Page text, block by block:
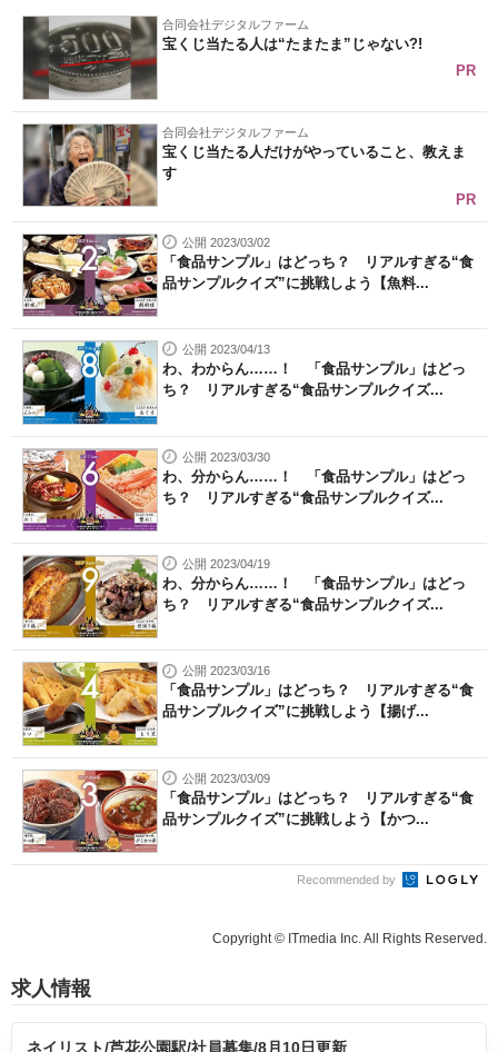
合同会社デジタルファーム
宝くじ当たる人は“たまたま”じゃない?!
PR
合同会社デジタルファーム
宝くじ当たる人だけがやっていること、教えま
す
PR
公開 2023/03/02
「食品サンプル」はどっち？ リアルすぎる“食
品サンプルクイズ”に挑戦しよう【魚料...
公開 2023/04/13
わ、わからん……！ 「食品サンプル」はどっ
ち？ リアルすぎる“食品サンプルクイズ...
公開 2023/03/30
わ、分からん……！ 「食品サンプル」はどっ
ち？ リアルすぎる“食品サンプルクイズ...
公開 2023/04/19
わ、分からん……！ 「食品サンプル」はどっ
ち？ リアルすぎる“食品サンプルクイズ...
公開 2023/03/16
「食品サンプル」はどっち？ リアルすぎる“食
品サンプルクイズ”に挑戦しよう【揚げ...
公開 2023/03/09
「食品サンプル」はどっち？ リアルすぎる“食
品サンプルクイズ”に挑戦しよう【かつ...
Recommended by
Copyright © ITmedia Inc. All Rights Reserved.
求人情報
ネイリスト/芦花公園駅/社員募集/8月10日更新